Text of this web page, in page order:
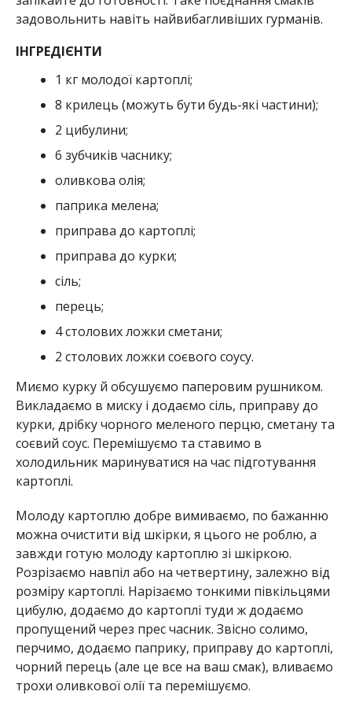
задовольнить навіть найвибагливіших гурманів.
ІНГРЕДІЄНТИ
1 кг молодої картоплі;
8 крилець (можуть бути будь-які частини);
2 цибулини;
6 зубчиків часнику;
оливкова олія;
паприка мелена;
приправа до картоплі;
приправа до курки;
сіль;
перець;
4 столових ложки сметани;
2 столових ложки соєвого соусу.
Миємо курку й обсушуємо паперовим рушником.
Викладаємо в миску і додаємо сіль, приправу до
курки, дрібку чорного меленого перцю, сметану та
соєвий соус. Перемішуємо та ставимо в
холодильник маринуватися на час підготування
картоплі.
Молоду картоплю добре вимиваємо, по бажанню
можна очистити від шкірки, я цього не роблю, а
завжди готую молоду картоплю зі шкіркою.
Розрізаємо навпіл або на четвертину, залежно від
розміру картоплі. Нарізаємо тонкими півкільцями
цибулю, додаємо до картоплі туди ж додаємо
пропущений через прес часник. Звісно солимо,
перчимо, додаємо паприку, приправу до картоплі,
чорний перець (але це все на ваш смак), вливаємо
трохи оливкової олії та перемішуємо.